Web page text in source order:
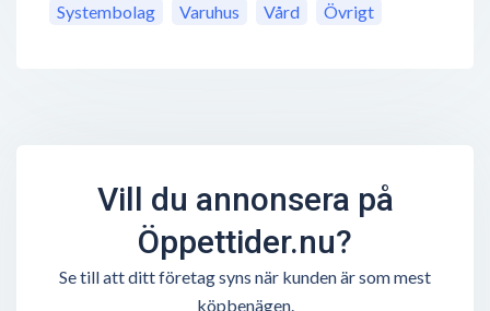
Systembolag
Varuhus Vård Övrigt
Vill du annonsera på
Öppettider.nu?
Se till att ditt företag syns när kunden är som mest
köpbenägen.